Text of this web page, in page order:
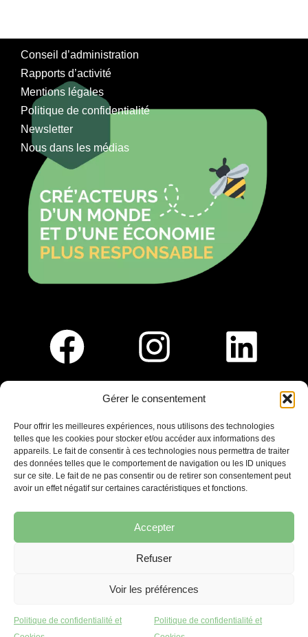
Gérer le consentement
Pour offrir les meilleures expériences, nous utilisons des technologies
telles que les cookies pour stocker et/ou accéder aux informations des
appareils. Le fait de consentir à ces technologies nous permettra de traiter
des données telles que le comportement de navigation ou les ID uniques
sur ce site. Le fait de ne pas consentir ou de retirer son consentement peut
avoir un effet négatif sur certaines caractéristiques et fonctions.
Accepter
Refuser
Voir les préférences
Politique de confidentialité et
Politique de confidentialité et
Conseil d’administration
Rapports d’activité
Mentions légales
Politique de confidentialité
Newsletter
Nous dans les médias
Saint-Germain-En-Laye
Ligne R2-Nord
Tramway T13
20mins à pied du RER A